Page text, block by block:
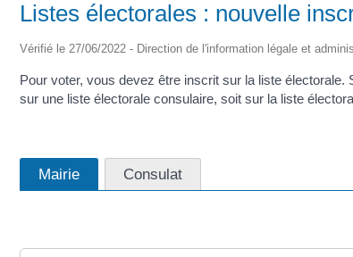
Listes électorales : nouvelle
Vérifié le 27/06/2022 - Direction de l'information légale et
Pour voter, vous devez être inscrit sur la liste
sur une liste électorale consulaire, soit sur la liste
Mairie Consulat